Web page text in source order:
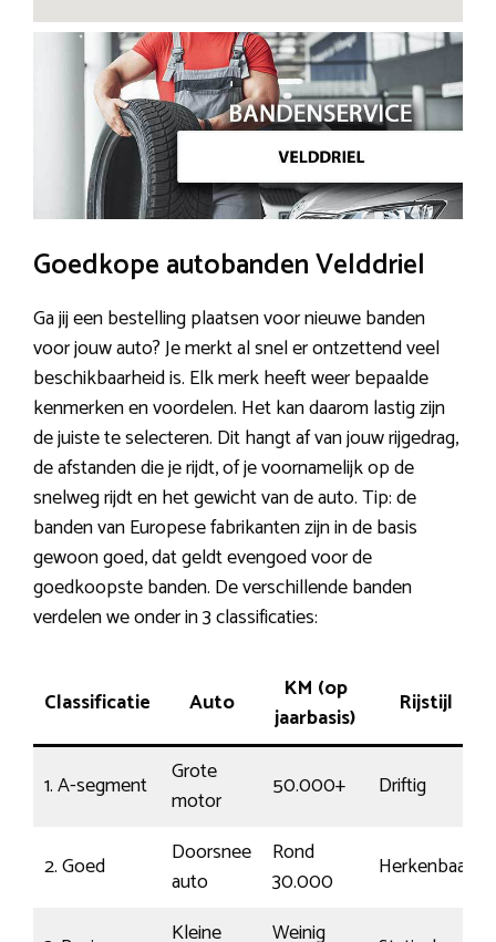
Goedkope autobanden Velddriel
Ga jij een bestelling plaatsen voor nieuwe banden
voor jouw auto? Je merkt al snel er ontzettend veel
beschikbaarheid is. Elk merk heeft weer bepaalde
kenmerken en voordelen. Het kan daarom lastig zijn
de juiste te selecteren. Dit hangt af van jouw rijgedrag,
de afstanden die je rijdt, of je voornamelijk op de
snelweg rijdt en het gewicht van de auto. Tip: de
banden van Europese fabrikanten zijn in de basis
gewoon goed, dat geldt evengoed voor de
goedkoopste banden. De verschillende banden
verdelen we onder in 3 classificaties:
Classificatie Auto
KM (op
jaarbasis)
Rijstijl
1. A-segment
Grote
motor
50.000+ Driftig
2. Goed
Doorsnee
auto
Rond
30.000
Herkenbaar
Kleine
Weinig